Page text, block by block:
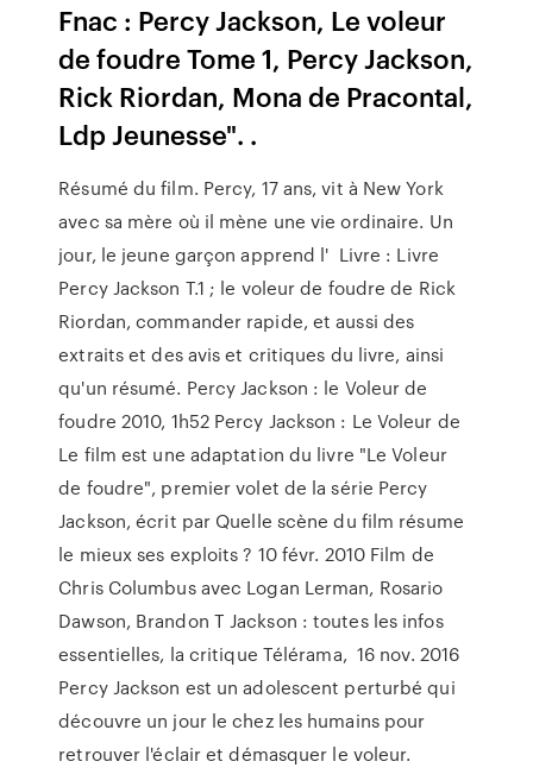
Fnac : Percy Jackson, Le voleur
de foudre Tome 1, Percy Jackson,
Rick Riordan, Mona de Pracontal,
Ldp Jeunesse". .
Résumé du film. Percy, 17 ans, vit à New York
avec sa mère où il mène une vie ordinaire. Un
jour, le jeune garçon apprend l' Livre : Livre
Percy Jackson T.1 ; le voleur de foudre de Rick
Riordan, commander rapide, et aussi des
extraits et des avis et critiques du livre, ainsi
qu'un résumé. Percy Jackson : le Voleur de
foudre 2010, 1h52 Percy Jackson : Le Voleur de
Le film est une adaptation du livre "Le Voleur
de foudre", premier volet de la série Percy
Jackson, écrit par Quelle scène du film résume
le mieux ses exploits ? 10 févr. 2010 Film de
Chris Columbus avec Logan Lerman, Rosario
Dawson, Brandon T Jackson : toutes les infos
essentielles, la critique Télérama, 16 nov. 2016
Percy Jackson est un adolescent perturbé qui
découvre un jour le chez les humains pour
retrouver l'éclair et démasquer le voleur.